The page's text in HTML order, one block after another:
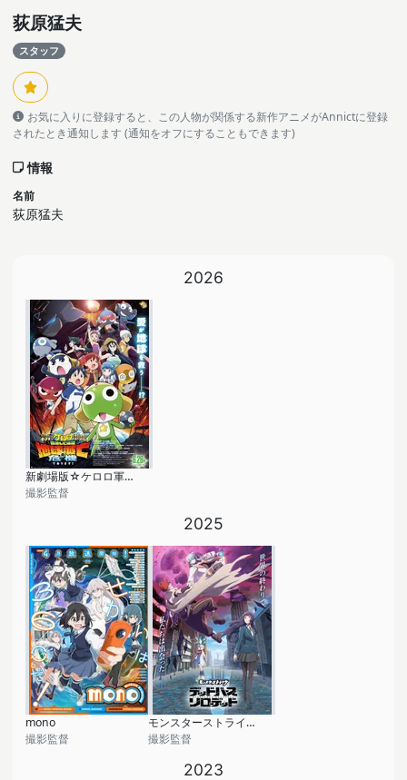
荻原猛夫
スタッフ
お気に入りに登録すると、この人物が関係する新作アニメがAnnictに登録
されたとき通知します (通知をオフにすることもできます)
情報
名前
荻原猛夫
2026
新劇場版☆ケロロ軍曹 復活して速攻地球滅亡の危機であります！
撮影監督
2025
mono
撮影監督
モンスターストライク デッドバースリローデッド
撮影監督
2023